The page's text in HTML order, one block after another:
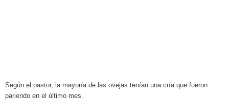
Según el pastor, la mayoría de las ovejas tenían una cría que fueron
pariendo en el último mes.